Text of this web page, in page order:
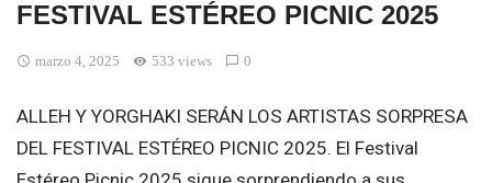
FESTIVAL ESTÉREO PICNIC 2025
marzo 4, 2025 533 views 0
ALLEH Y YORGHAKI SERÁN LOS ARTISTAS SORPRESA
DEL FESTIVAL ESTÉREO PICNIC 2025. El Festival